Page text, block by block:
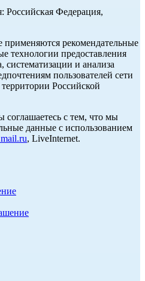
Российская Федерация,
рекомендательные
технологии предоставления
и анализа
пользователей сети
Российской
соглашаетесь с тем, что мы
данные с использованием
, LiveInternet.